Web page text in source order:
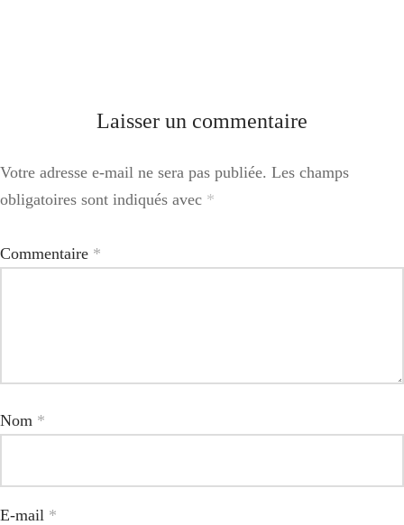
Laisser un commentaire
Votre adresse e-mail ne sera pas publiée. Les champs
obligatoires sont indiqués avec *
Commentaire *
Nom *
E-mail *